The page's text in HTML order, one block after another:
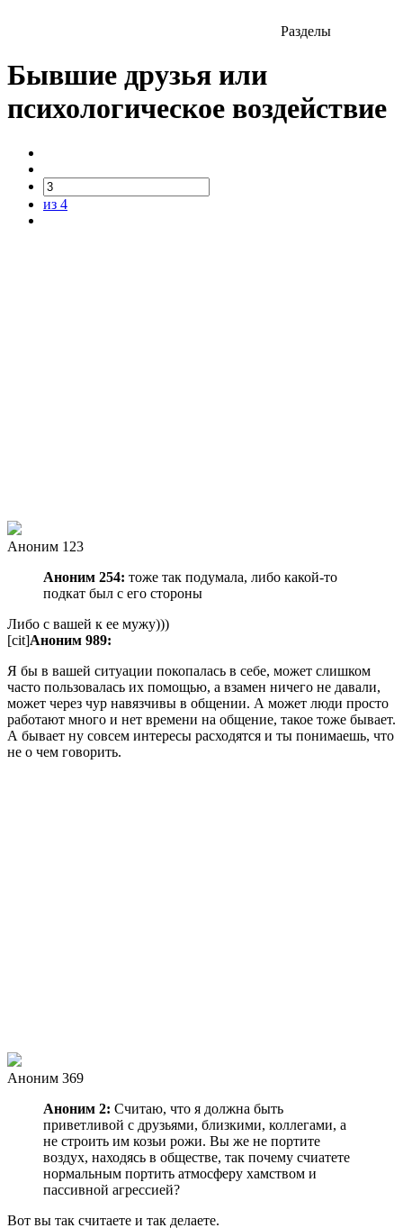
Разделы
Бывшие друзья или
психологическое воздействие
из 4
Аноним 123
Аноним 254: тоже так подумала, либо какой-то
подкат был с его стороны
Либо с вашей к ее мужу)))
[cit]Аноним 989:
Я бы в вашей ситуации покопалась в себе, может слишком
часто пользовалась их помощью, а взамен ничего не давали,
может через чур навязчивы в общении. А может люди просто
работают много и нет времени на общение, такое тоже бывает.
А бывает ну совсем интересы расходятся и ты понимаешь, что
не о чем говорить.
Аноним 369
Аноним 2: Считаю, что я должна быть
приветливой с друзьями, близкими, коллегами, а
не строить им козьи рожи. Вы же не портите
воздух, находясь в обществе, так почему счиатете
нормальным портить атмосферу хамством и
пассивной агрессией?
Вот вы так считаете и так делаете.